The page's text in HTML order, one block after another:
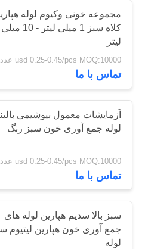
لوله
38
لوله های PT
مجموعه خونی وکیوم لوله
کلاه سبز 1 میلی لیتر - 10 میلی
لیتر
usd 0.25-0.45/pcs MOQ:10000 عدد
تماس با ما
آزمایشات معمول بیوشیمی
لوله جمع آوری خون سبز رنگ
usd 0.25-0.45/pcs MOQ:10000 عدد
تماس با ما
سبز بالا سدیم هپارین لوله های
جمع آوری خون هپارین لیتیوم
لوله